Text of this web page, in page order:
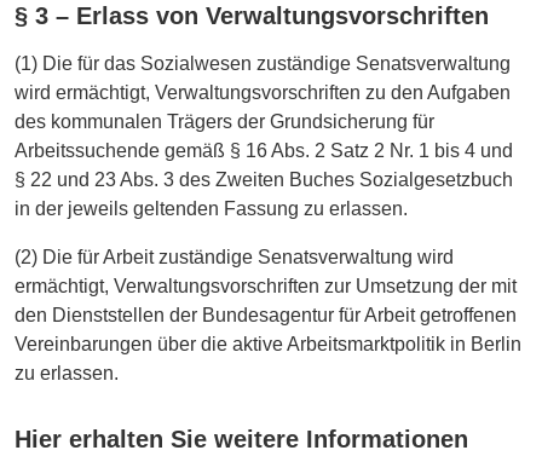
§ 3 – Erlass von Verwaltungsvorschriften
(1) Die für das Sozialwesen zuständige Senatsverwaltung
wird ermächtigt, Verwaltungsvorschriften zu den Aufgaben
des kommunalen Trägers der Grundsicherung für
Arbeitssuchende gemäß § 16 Abs. 2 Satz 2 Nr. 1 bis 4 und
§ 22 und 23 Abs. 3 des Zweiten Buches Sozialgesetzbuch
in der jeweils geltenden Fassung zu erlassen.
(2) Die für Arbeit zuständige Senatsverwaltung wird
ermächtigt, Verwaltungsvorschriften zur Umsetzung der mit
den Dienststellen der Bundesagentur für Arbeit getroffenen
Vereinbarungen über die aktive Arbeitsmarktpolitik in Berlin
zu erlassen.
Hier erhalten Sie weitere Informationen